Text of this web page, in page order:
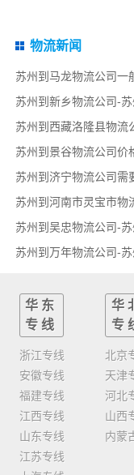
物流新闻
苏州到马龙物流公司一
苏州到新乡物流公司-
苏州到景谷物流公司价
苏州到济宁物流公司需
苏州到吴忠物流公司-
苏州到万年物流公司-
华东
专线
浙江专线
安徽专线
福建专线
江西专线
山东专线
江苏专线
华
专
北京
天津
河北
山西
内蒙